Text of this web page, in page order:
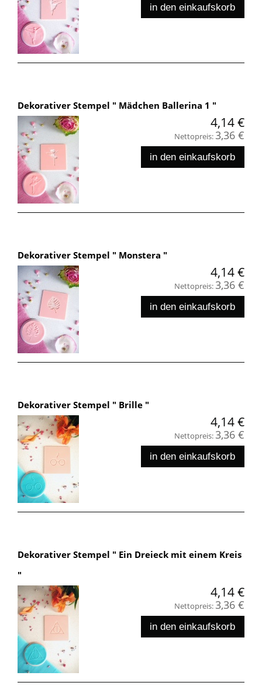
in den einkaufskorb
Dekorativer Stempel " Mädchen Ballerina 1 "
4,14 €
Nettopreis:3,36 €
in den einkaufskorb
Dekorativer Stempel " Monstera "
4,14 €
Nettopreis:3,36 €
in den einkaufskorb
Dekorativer Stempel " Brille "
4,14 €
Nettopreis:3,36 €
in den einkaufskorb
Dekorativer Stempel " Ein Dreieck mit einem Kreis
"
4,14 €
Nettopreis:3,36 €
in den einkaufskorb